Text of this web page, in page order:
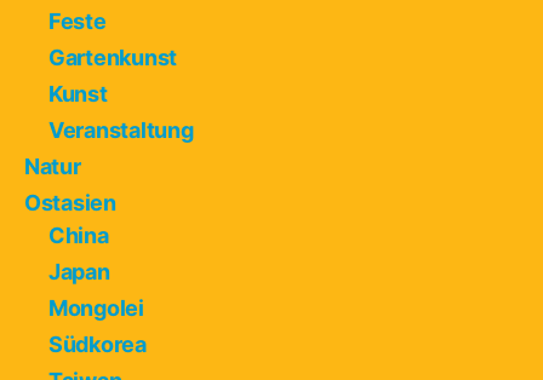
Feste
Gartenkunst
Kunst
Veranstaltung
Natur
Ostasien
China
Japan
Mongolei
Südkorea